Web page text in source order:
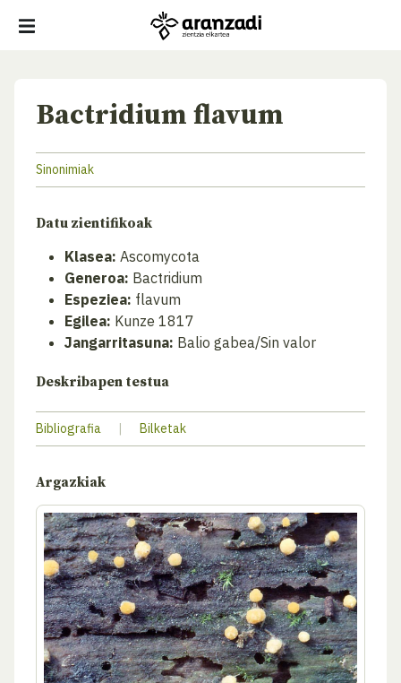
Bactridium flavum
Sinonimiak
Datu zientifikoak
Klasea: Ascomycota
Generoa: Bactridium
Espeziea: flavum
Egilea: Kunze 1817
Jangarritasuna: Balio gabea/Sin valor
Deskribapen testua
Bibliografia | Bilketak
Argazkiak